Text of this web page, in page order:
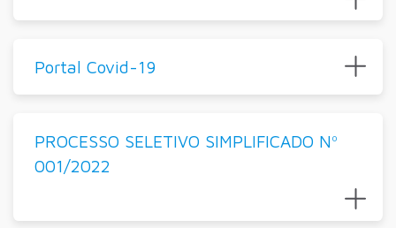
Portal Covid-19
PROCESSO SELETIVO SIMPLIFICADO Nº
001/2022